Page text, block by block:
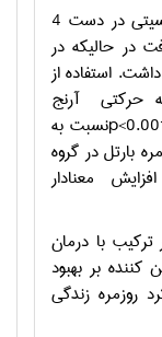
یافته ها: با ارائه بیوفیدبک، شدت اسپاستیسیتی در دست 4
تقلیل یافت در حالیکه در
استفاده از
حرکتی
آرنج
نسبت به
بارتل در گروه
معنادار
ترکیب با درمان
کننده بر بهبود
روزمره زندگی